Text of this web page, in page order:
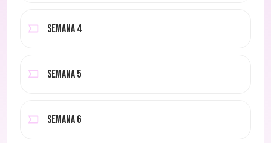
Semana 4
Semana 5
Semana 6